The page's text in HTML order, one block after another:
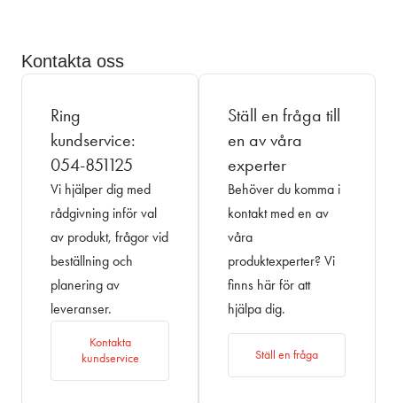
Kontakta oss
Ring
kundservice:
054-851125
Vi hjälper dig med
rådgivning inför val
av produkt, frågor vid
beställning och
planering av
leveranser.
Kontakta
kundservice
Ställ en fråga till
en av våra
experter
Behöver du komma i
kontakt med en av
våra
produktexperter? Vi
finns här för att
hjälpa dig.
Ställ en fråga